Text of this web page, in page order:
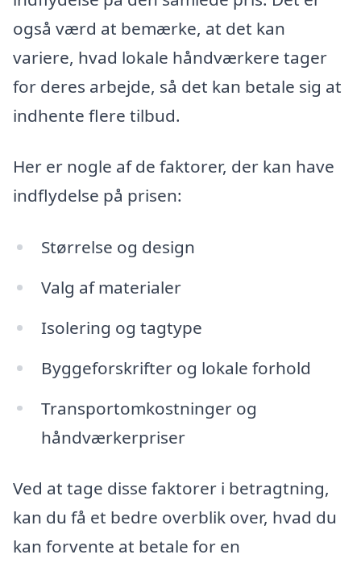
også værd at bemærke, at det kan
variere, hvad lokale håndværkere tager
for deres arbejde, så det kan betale sig at
indhente flere tilbud.
Her er nogle af de faktorer, der kan have
indflydelse på prisen:
Størrelse og design
Valg af materialer
Isolering og tagtype
Byggeforskrifter og lokale forhold
Transportomkostninger og
håndværkerpriser
Ved at tage disse faktorer i betragtning,
kan du få et bedre overblik over, hvad du
kan forvente at betale for en